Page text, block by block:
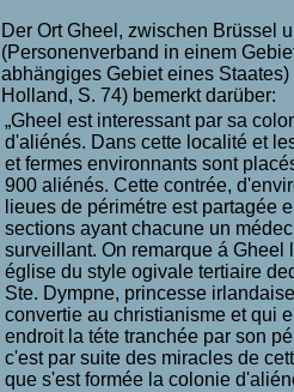
Der Ort Gheel, zwischen Brüssel
(Personenverband in einem
abhängiges Gebiet eines
Holland, S. 74) bemerkt darüber:
„Gheel est interessant par sa
d'aliénés. Dans cette localité et
et fermes environnants sont
900 aliénés. Cette contrée,
lieues de périmétre est partagée
sections ayant chacune un
surveillant. On remarque á Gheel
église du style ogivale tertiaire
Ste. Dympne, princesse irlandaise
convertie au christianisme et qui
endroit la téte tranchée par son
c'est par suite des miracles de
que s'est formée la colonie